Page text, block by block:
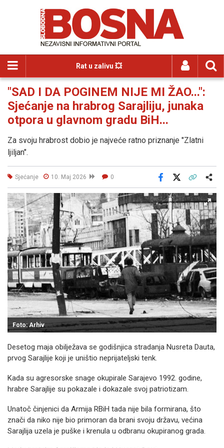
Rat u zalivu 💥
"SAD I DA POGINEM NIJE MI ŽAO...":
Sjećanje na hrabrog Sarajliju, junaka
otpora u glavnom gradu BiH...
Za svoju hrabrost dobio je najveće ratno priznanje "Zlatni
ljiljan".
Sjećanje 10. Maj 2026 0
Facebook
Foto: Arhiv
Desetog maja obilježava se godišnjica stradanja Nusreta Dauta,
prvog Sarajlije koji je uništio neprijateljski tenk.
Kada su agresorske snage okupirale Sarajevo 1992. godine,
hrabre Sarajlije su pokazale i dokazale svoj patriotizam.
Unatoč činjenici da Armija RBiH tada nije bila formirana, što
znači da niko nije bio primoran da brani svoju državu, većina
Sarajlija uzela je puške i krenula u odbranu okupiranog grada.